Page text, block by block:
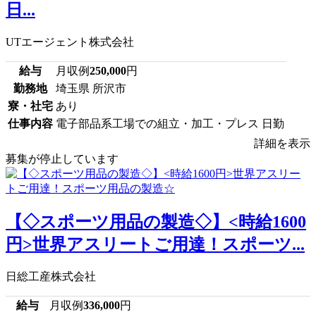
日...
UTエージェント株式会社
給与 月収例250,000円
勤務地
埼玉県 所沢市
寮・社宅 あり
仕事内容 電子部品系工場での組立・加工・プレス 日勤
詳細を表示
募集が停止しています
【◇スポーツ用品の製造◇】<時給1600
円>世界アスリートご用達！スポーツ...
日総工産株式会社
給与 月収例336,000円